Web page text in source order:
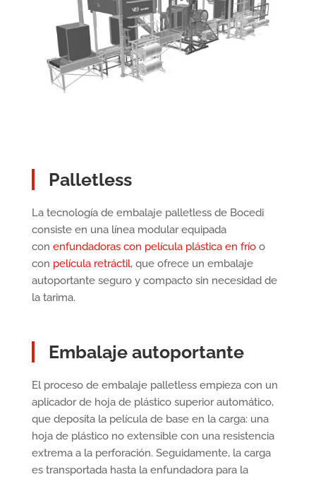
Palletless
La tecnología de embalaje palletless de Bocedi
consiste en una línea modular equipada
con enfundadoras con película plástica en fríoo
con película retráctil, que ofrece un embalaje
autoportante seguro y compacto sin necesidad de
la tarima.
Embalaje autoportante
El proceso de embalaje palletless empieza con un
aplicador de hoja de plástico superior automático,
que deposita la película de base en la carga: una
hoja de plástico no extensible con una resistencia
extrema a la perforación. Seguidamente, la carga
es transportada hasta la enfundadora para la